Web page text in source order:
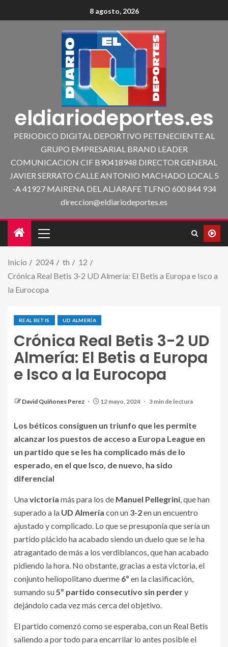
8 agosto, 2026
eldiariodeportes.es
PERIODICO DIGITAL DEPORTIVO PETENECIENTE AL
GRUPO EMPRESARIAL BRAND LEADER
COMUNICACION CIF B90418948 DIRECTOR GENERAL
JAVIER SERRATO CALLE ANTONIO MACHADO LOCAL 5
-A 41927 MAIRENA DEL ALJARAFE TLFNO 600 844 934
direccion@eldiariodeportes.es
Inicio 2024 th
12
Crónica Real Betis 3-2 UD Almería: El Betis a Europa e Isco a
la Eurocopa
REAL BETIS UD ALMERÍA
Crónica Real Betis 3-2 UD
Almería: El Betis a Europa
e Isco a la Eurocopa
David Quiñones Perez 12 mayo, 2024 3 min de lectura
Resultado del partido. | Fuente: X (@realbetis)
Los béticos consiguen un triunfo que les permite
alcanzar los puestos de acceso a Europa League en
un partido que se les ha complicado más de lo
esperado, en el que Isco, de nuevo, ha sido
diferencial
Unavictoria más para los de Manuel Pellegrini, que han
superado a la UD Almería con un 3-2en un encuentro
ajustado y complicado. Lo que se presuponía que sería un
partido plácido ha acabado siendo un duelo que se le ha
atragantado de más a los verdiblancos, que han acabado
pidiendo la hora. No obstante, gracias a esta victoria, el
conjunto heliopolitano duerme 6º en la clasificación,
sumando su5º partido consecutivo sin perdery
dejándolo cada vez más cerca del objetivo.
El partido comenzó como se esperaba, con un Real Betis
saliendo a por todo para encarrilar lo antes posible el